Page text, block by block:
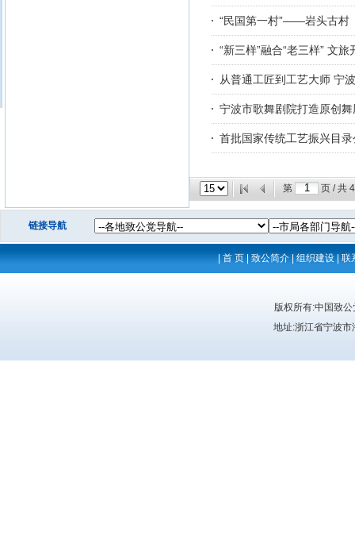
“民国第一村”——岩头古村
“新三样”融合“老三样” 文旅
从普通工匠到工艺大师 宁
宁波市歌舞剧院打造原创
首批国家传统工艺振兴目
第 页 / 共 4
链接导航
首 页 致公简介 组织建设 联
版权所有:中国致
地址:浙江省宁波